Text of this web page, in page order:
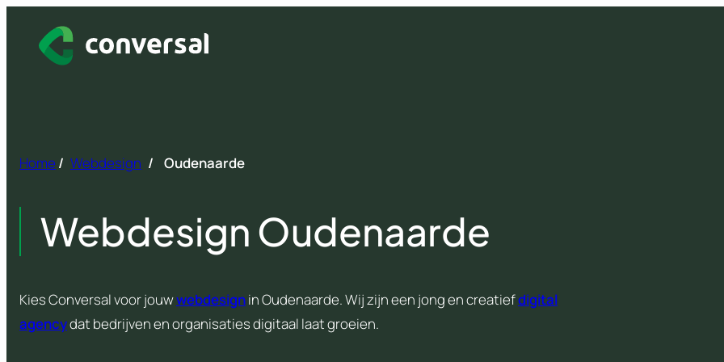
Home / Webdesign / Oudenaarde
Webdesign Oudenaarde
Kies Conversal voor jouwwebdesignin Oudenaarde. Wij zijn een jong en creatiefdigital
agencydat bedrijven en organisaties digitaal laat groeien.